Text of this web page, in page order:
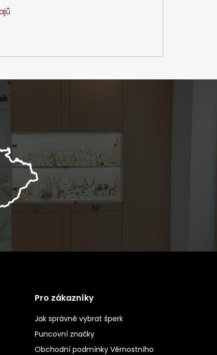
Pro zákazníky
Jak správně vybrat šperk
Puncovní značky
Obchodní podmínky Věrnostního